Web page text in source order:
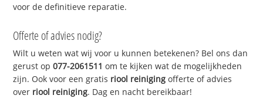
voor de definitieve reparatie.
Offerte of advies nodig?
Wilt u weten wat wij voor u kunnen betekenen? Bel ons dan
gerust op077-2061511 om te kijken wat de mogelijkheden
zijn. Ook voor een gratis riool reiniging offerte of advies
over riool reiniging. Dag en nacht bereikbaar!